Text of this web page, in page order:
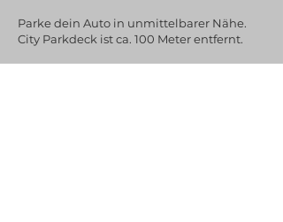
Parke dein Auto in unmittelbarer Nähe.
City Parkdeck ist ca. 100 Meter entfernt.